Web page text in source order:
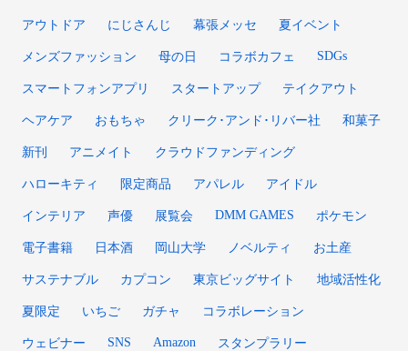
アウトドア にじさんじ 幕張メッセ 夏イベント
メンズファッション 母の日 コラボカフェ SDGs
スマートフォンアプリ スタートアップ テイクアウト
ヘアケア おもちゃ クリーク･アンド･リバー社 和菓子
新刊 アニメイト クラウドファンディング
ハローキティ 限定商品 アパレル アイドル
インテリア 声優 展覧会 DMM GAMES ポケモン
電子書籍 日本酒 岡山大学 ノベルティ お土産
サステナブル カプコン 東京ビッグサイト 地域活性化
夏限定 いちご ガチャ コラボレーション
ウェビナー SNS Amazon スタンプラリー